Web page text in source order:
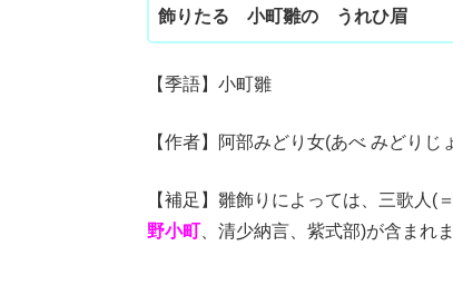
飾りたる 小町雛の うれひ眉
【季語】小町雛
【作者】阿部みどり女(あべ みどりじ
【補足】雛飾りによっては、三歌人(
野小町、清少納言、紫式部)が含まれま